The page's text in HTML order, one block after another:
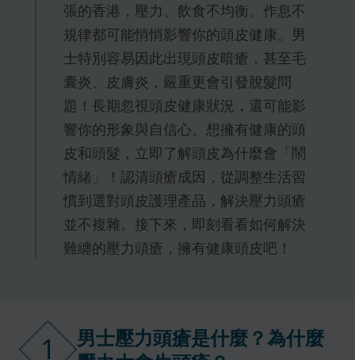
張的香港，壓力、飲食不均衡、作息不
規律都可能悄悄影響你的頭皮健康。男
士特別容易因此出現頭皮暗瘡，甚至毛
囊炎、皮膚炎，嚴重更會引發脫髮問
題！長期忽視頭皮健康狀況，還可能影
響你的形象與自信心。想擁有健康的頭
皮和頭髮，立即了解頭皮為什麼會「鬧
情緒」！認清頭瘡成因，從調整生活習
慣到選對頭皮護理產品，解決壓力頭瘡
並不複雜。接下來，即刻看看如何解決
難纏的壓力頭瘡，擁有健康頭皮吧！
1
男士壓力頭瘡是什麼？為什麼